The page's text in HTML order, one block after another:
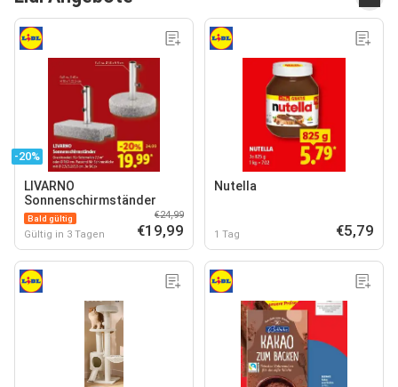
-20%
LIVARNO
Sonnenschirmständer
Bald gültig
Gültig in 3 Tagen
€24,99
€19,99
Nutella
1 Tag €5,79